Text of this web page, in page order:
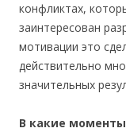
конфликтах,
заинтересован
мотивации это
действительно
значительных
В какие моменты